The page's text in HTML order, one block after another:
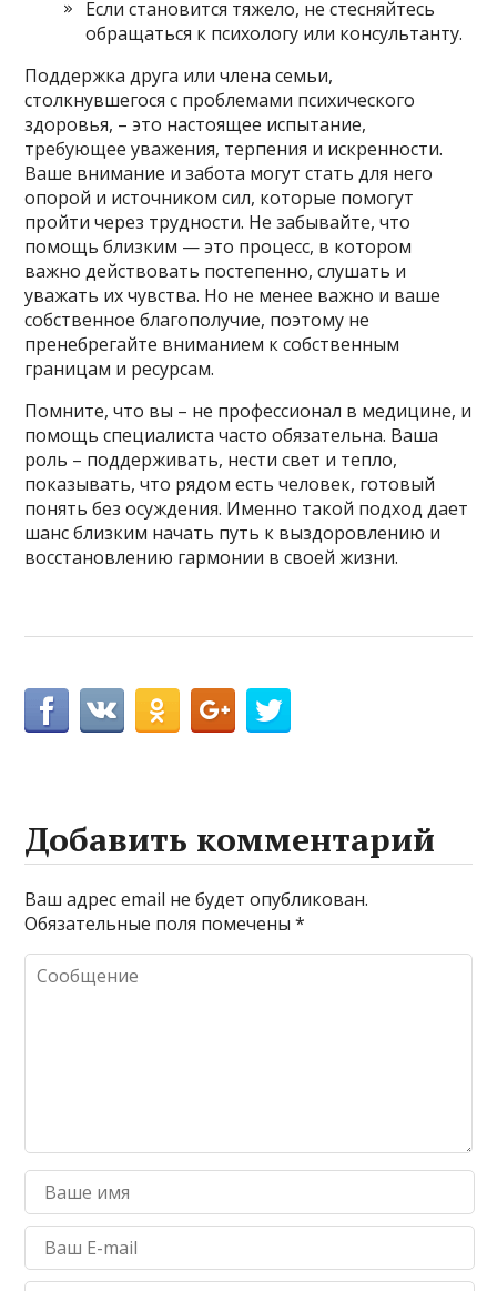
Если становится тяжело, не стесняйтесь
обращаться к психологу или консультанту.
Поддержка друга или члена семьи,
столкнувшегося с проблемами психического
здоровья, – это настоящее испытание,
требующее уважения, терпения и искренности.
Ваше внимание и забота могут стать для него
опорой и источником сил, которые помогут
пройти через трудности. Не забывайте, что
помощь близким — это процесс, в котором
важно действовать постепенно, слушать и
уважать их чувства. Но не менее важно и ваше
собственное благополучие, поэтому не
пренебрегайте вниманием к собственным
границам и ресурсам.
Помните, что вы – не профессионал в медицине, и
помощь специалиста часто обязательна. Ваша
роль – поддерживать, нести свет и тепло,
показывать, что рядом есть человек, готовый
понять без осуждения. Именно такой подход дает
шанс близким начать путь к выздоровлению и
восстановлению гармонии в своей жизни.
Добавить комментарий
Ваш адрес email не будет опубликован.
Обязательные поля помечены*